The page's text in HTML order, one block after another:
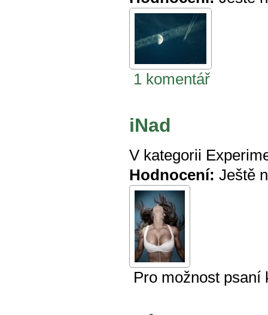
1 komentář
iNad
V kategorii
Hodnocení: Ještě
Pro možnost